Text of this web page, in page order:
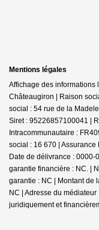
Mentions légales
Affichage des informations
Châteaugiron | Raison
social : 54 rue de la
Siret : 95226857100041 |
Intracommunautaire :
social : 16 670 | Assurance
Date de délivrance : 0000-
garantie financière : NC. |
garantie : NC | Montant de
NC | Adresse du médiateur
juridiquement et